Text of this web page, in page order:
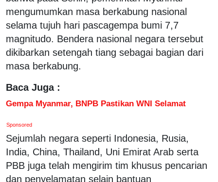
mengumumkan masa berkabung nasional
selama tujuh hari pascagempa bumi 7,7
magnitudo. Bendera nasional negara tersebut
dikibarkan setengah tiang sebagai bagian dari
masa berkabung.
Baca Juga :
Gempa Myanmar, BNPB Pastikan WNI Selamat
Sponsored
Sejumlah negara seperti Indonesia, Rusia,
India, China, Thailand, Uni Emirat Arab serta
PBB juga telah mengirim tim khusus pencarian
dan penyelamatan selain bantuan